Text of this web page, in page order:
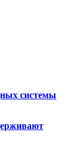
системы